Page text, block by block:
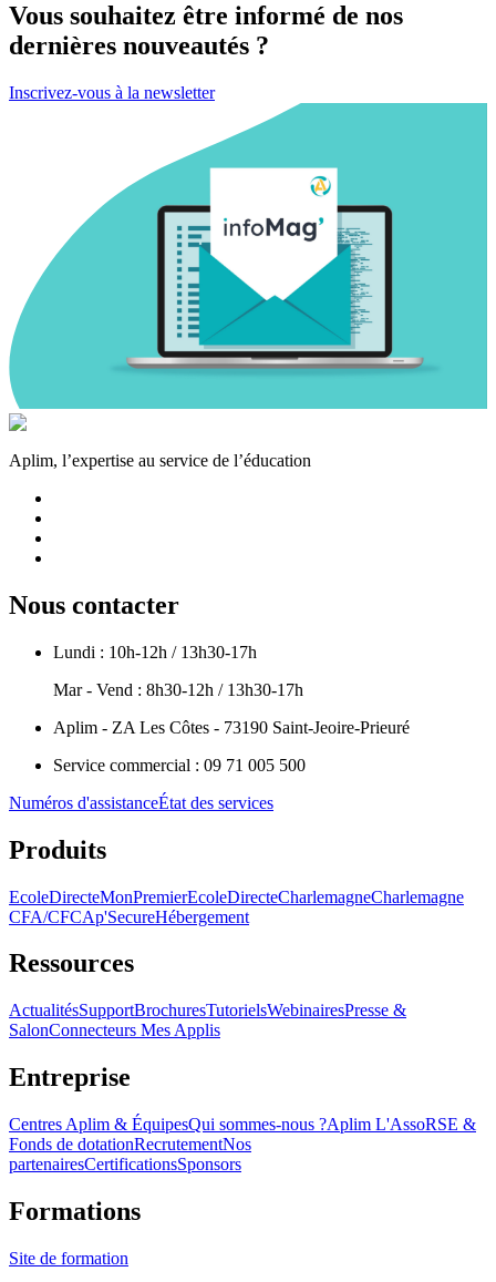
Vous souhaitez être informé de nos
dernières nouveautés ?
Inscrivez-vous à la newsletter
Aplim, l’expertise au service de l’éducation
Nous contacter
Lundi : 10h-12h / 13h30-17h
Mar - Vend : 8h30-12h / 13h30-17h
Aplim - ZA Les Côtes - 73190 Saint-Jeoire-Prieuré
Service commercial : 09 71 005 500
Numéros d'assistanceÉtat des services
Produits
EcoleDirecteMonPremierEcoleDirecteCharlemagneCharlemagne
CFA/CFCAp'SecureHébergement
Ressources
ActualitésSupportBrochuresTutorielsWebinairesPresse &
SalonConnecteurs Mes Applis
Entreprise
Centres Aplim & ÉquipesQui sommes-nous ?Aplim L'AssoRSE &
Fonds de dotationRecrutementNos
partenairesCertificationsSponsors
Formations
Site de formation